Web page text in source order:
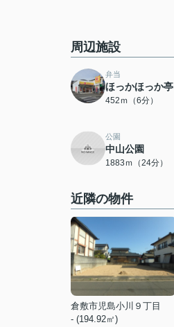
周辺施設
弁当
ほっかほっか亭
452ｍ（6分）
公園
中山公園
1883ｍ（24分）
近隣の物件
倉敷市児島小川９丁目
- (194.92㎡)